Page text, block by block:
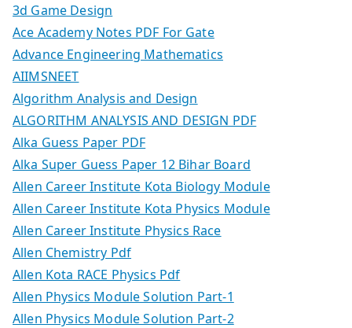
3d Game Design
Ace Academy Notes PDF For Gate
Advance Engineering Mathematics
AIIMSNEET
Algorithm Analysis and Design
ALGORITHM ANALYSIS AND DESIGN PDF
Alka Guess Paper PDF
Alka Super Guess Paper 12 Bihar Board
Allen Career Institute Kota Biology Module
Allen Career Institute Kota Physics Module
Allen Career Institute Physics Race
Allen Chemistry Pdf
Allen Kota RACE Physics Pdf
Allen Physics Module Solution Part-1
Allen Physics Module Solution Part-2